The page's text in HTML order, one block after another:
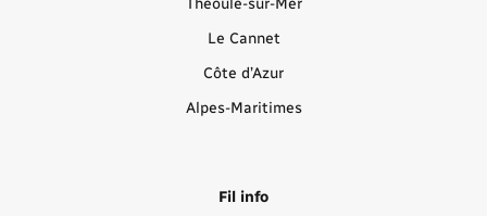
Théoule-sur-Mer
Le Cannet
Côte d’Azur
Alpes-Maritimes
Fil info